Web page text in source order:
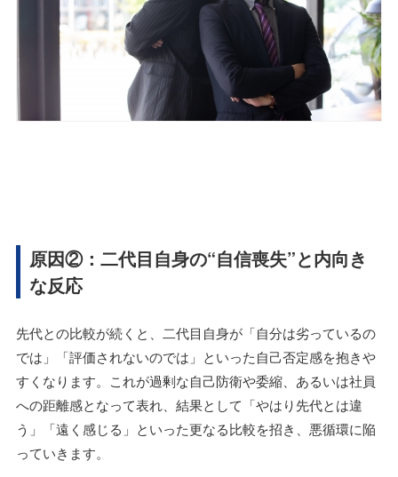
原因②：二代目自身の“自信喪失”と内向き
な反応
先代との比較が続くと、二代目自身が「自分は劣っているの
では」「評価されないのでは」といった自己否定感を抱きや
すくなります。これが過剰な自己防衛や委縮、あるいは社員
への距離感となって表れ、結果として「やはり先代とは違
う」「遠く感じる」といった更なる比較を招き、悪循環に陥
っていきます。